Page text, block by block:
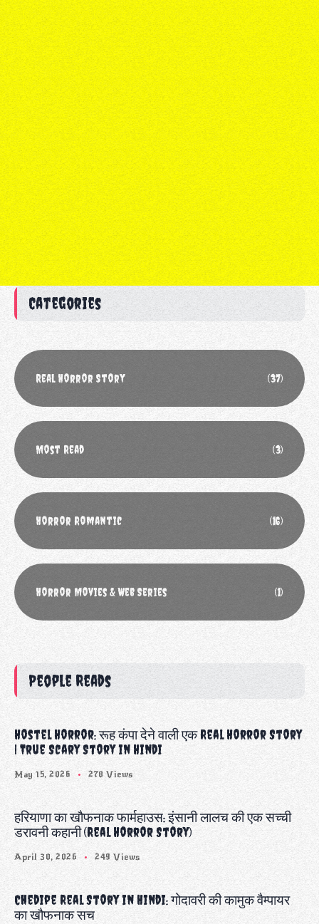
Categories
Real Horror Story (37)
Most Read (3)
Horror Romantic (16)
Horror Movies & Web Series (1)
People Reads
Hostel Horror: रूह कंपा देने वाली एक Real Horror Story
| True Scary Story in Hindi
May 15, 2026 278 Views
हरियाणा का खौफनाक फार्महाउस: इंसानी लालच की एक सच्ची
डरावनी कहानी (Real Horror Story)
April 30, 2026 249 Views
Chedipe Real Story in Hindi: गोदावरी की कामुक वैम्पायर
का खौफनाक सच